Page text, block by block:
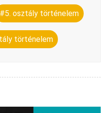
#5. osztály történelem
történelem